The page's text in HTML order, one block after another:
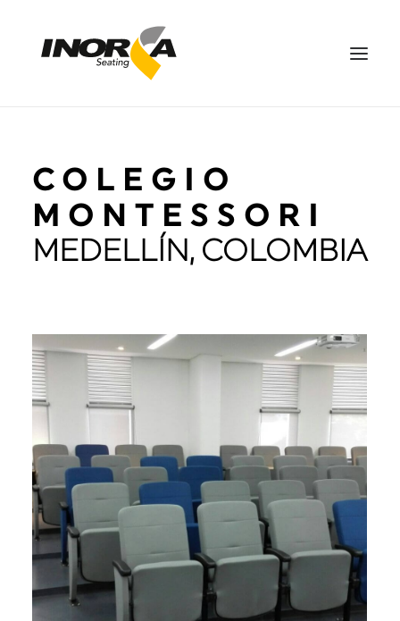
PRODUCTOS
PROYECTOS
SOBRE NOSOTROS
DESCARGAS
COLEGIO
MONTESSORI
MEDELLÍN, COLOMBIA